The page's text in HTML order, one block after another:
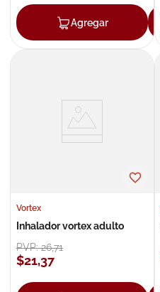
Agregar
Vortex
Inhalador vortex adulto
PVP:26,71
$21,37